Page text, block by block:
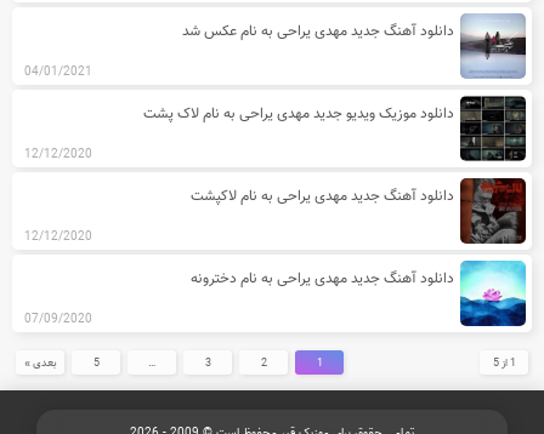
دانلود آهنگ جدید مهدی یراحی به نام عکس شد
04/01/2021
دانلود موزیک ویدیو جدید مهدی یراحی به نام لاک پشت
12/12/2020
دانلود آهنگ جدید مهدی یراحی به نام لاکپشت
12/12/2020
دانلود آهنگ جدید مهدی یراحی به نام دخترونه
07/09/2020
1 از 5 1
2
3
…
5 بعدی »